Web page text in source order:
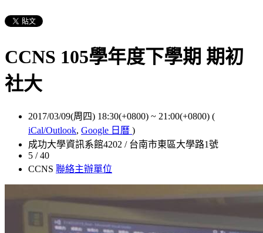
CCNS 105學年度下學期 期初
社大
2017/03/09(周四) 18:30(+0800) ~ 21:00(+0800) (
iCal/Outlook, Google 日曆 )
成功大學資訊系館4202 / 台南市東區大學路1號
5 / 40
CCNS 聯絡主辦單位